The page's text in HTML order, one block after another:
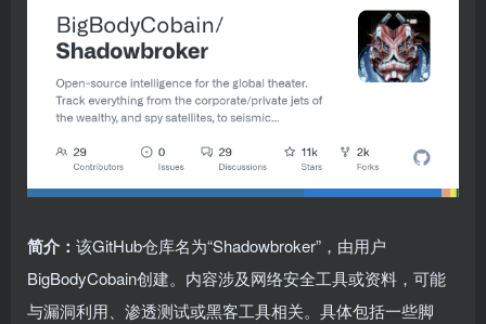
简介： 该GitHub仓库名为“Shadowbroker”，由用户
BigBodyCobain创建。内容涉及网络安全工具或资料，可能
与漏洞利用、渗透测试或黑客工具相关。具体包括一些脚